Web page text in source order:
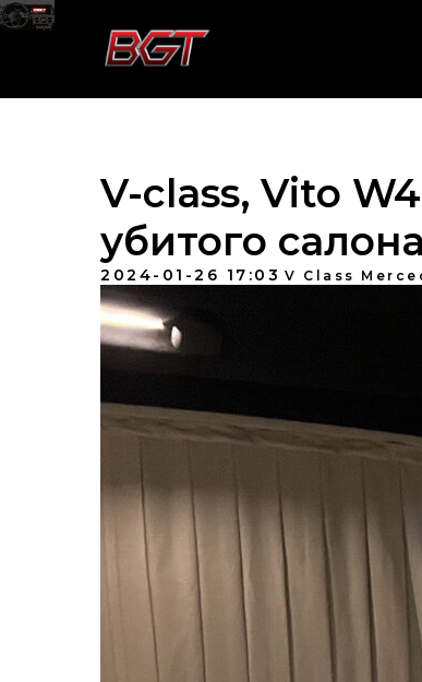
V-class, Vito
убитого салона
2024-01-26 17:03 V Class